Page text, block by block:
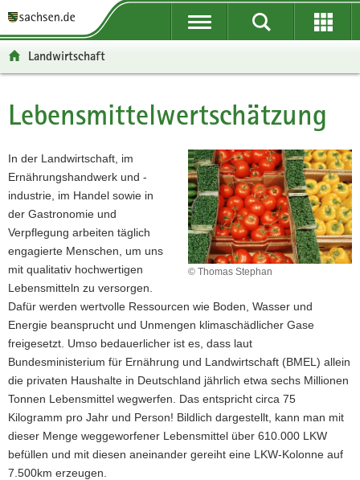
t
e
r
g
r
e
i
f
e
n
d
e
N
a
v
i
g
a
t
v
i
g
a
t
i
o
n
p
a
l
t
t
n
f
o
r
m
a
t
i
o
n
t
e
r
e
i
c
h
Landwirtschaft
Hauptinhalt
Lebensmittelwertschätzung
© Thomas Stephan
In der Landwirtschaft, im
Ernährungshandwerk und -
industrie, im Handel sowie in
der Gastronomie und
Verpflegung arbeiten täglich
engagierte Menschen, um uns
mit qualitativ hochwertigen
Lebensmitteln zu versorgen.
Dafür werden wertvolle Ressourcen wie Boden, Wasser und
Energie beansprucht und Unmengen klimaschädlicher Gase
freigesetzt. Umso bedauerlicher ist es, dass laut
Bundesministerium für Ernährung und Landwirtschaft (BMEL) allein
die privaten Haushalte in Deutschland jährlich etwa sechs Millionen
Tonnen Lebensmittel wegwerfen. Das entspricht circa 75
Kilogramm pro Jahr und Person! Bildlich dargestellt, kann man mit
dieser Menge weggeworfener Lebensmittel über 610.000 LKW
befüllen und mit diesen aneinander gereiht eine LKW-Kolonne auf
7.500km erzeugen.